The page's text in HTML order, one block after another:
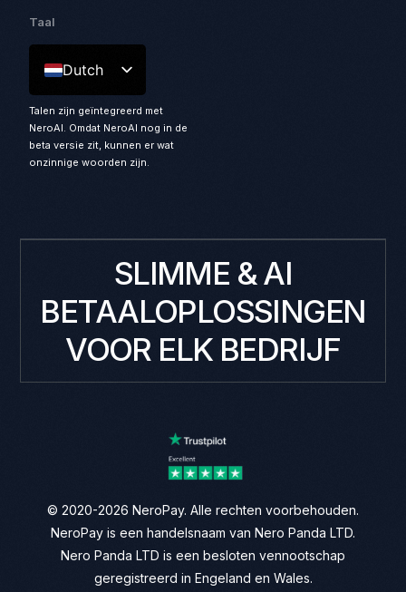
Taal
Dutch
Talen zijn geïntegreerd met
NeroAI. Omdat NeroAI nog in de
beta versie zit, kunnen er wat
onzinnige woorden zijn.
SLIMME & AI
BETAALOPLOSSINGEN
VOOR ELK BEDRIJF
© 2020-2026 NeroPay. Alle rechten voorbehouden.
NeroPay is een handelsnaam van Nero Panda LTD.
Nero Panda LTD is een besloten vennootschap
geregistreerd in Engeland en Wales.